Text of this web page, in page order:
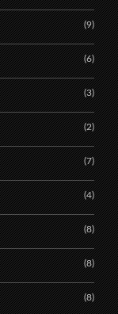
(9)
(6)
(3)
(2)
(7)
(4)
(8)
(8)
(8)